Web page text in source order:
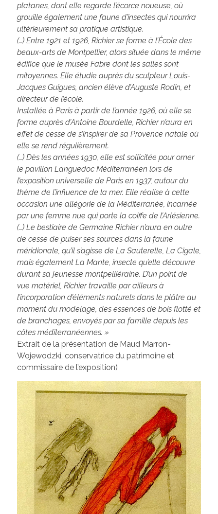
platanes, dont elle regarde l’écorce noueuse, où
grouille également une faune d’insectes qui nourrira
ultérieurement sa pratique artistique.
(…) Entre 1921 et 1926, Richier se forme à l’École des
beaux-arts de Montpellier, alors située dans le même
édifice que le musée Fabre dont les salles sont
mitoyennes. Elle étudie auprès du sculpteur Louis-
Jacques Guigues, ancien élève d’Auguste Rodin, et
directeur de l’école.
Installée à Paris à partir de l’année 1926, où elle se
forme auprès d’Antoine Bourdelle, Richier n’aura en
effet de cesse de s’inspirer de sa Provence natale où
elle se rend régulièrement.
(…) Dès les années 1930, elle est sollicitée pour orner
le pavillon Languedoc Méditerranéen lors de
l’exposition universelle de Paris en 1937, autour du
thème de l’influence de la mer. Elle réalise à cette
occasion une allégorie de la Méditerranée, incarnée
par une femme nue qui porte la coiffe de l’Arlésienne.
(…) Le bestiaire de Germaine Richier n’aura en outre
de cesse de puiser ses sources dans la faune
méridionale, qu’il s’agisse de La Sauterelle, La Cigale,
mais également La Mante, insecte qu’elle découvre
durant sa jeunesse montpelliéraine. D’un point de
vue matériel, Richier travaille par ailleurs à
l’incorporation d’éléments naturels dans le plâtre au
moment du modelage, des essences de bois flotté et
de branchages, envoyés par sa famille depuis les
côtes méditerranéennes. »
Extrait de la présentation de Maud Marron-
Wojewodzki, conservatrice du patrimoine et
commissaire de l’exposition)